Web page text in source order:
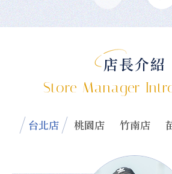
店長介紹
Store Manager
台北店 桃園店 竹南店